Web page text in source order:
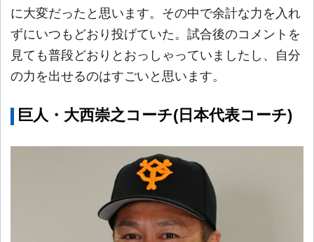
に大変だったと思います。その中で余計な力を入れ
ずにいつもどおり投げていた。試合後のコメントを
見ても普段どおりとおっしゃっていましたし、自分
の力を出せるのはすごいと思います。
巨人・大西崇之コーチ(日本代表コーチ)